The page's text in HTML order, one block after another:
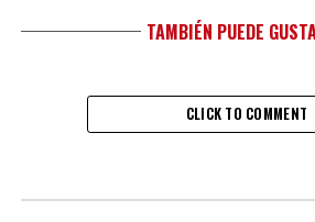
TAMBIÉN PUEDE
CLICK TO COMMENT